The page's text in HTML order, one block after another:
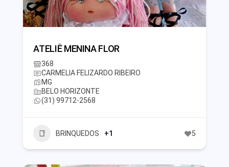
ATELIÊ MENINA FLOR
368
CARMELIA FELIZARDO RIBEIRO
MG
BELO HORIZONTE
(31) 99712-2568
BRINQUEDOS +1 5